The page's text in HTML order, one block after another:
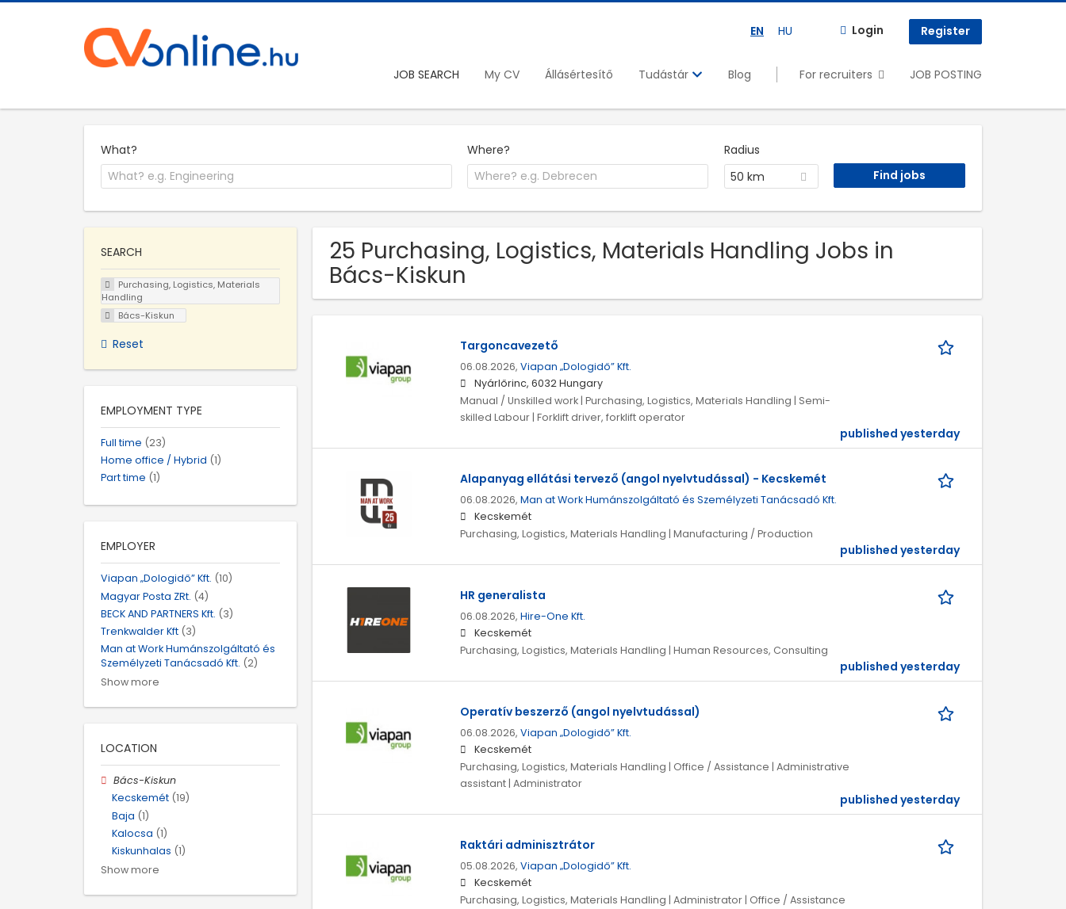
EN HU Login Register
JOB SEARCH My CV Állásértesítő Tudástár Blog For recruiters JOB POSTING
What? Where?
Radius
50 km
25 Purchasing, Logistics, Materials Handling Jobs in
Bács-Kiskun
Targoncavezető
06.08.2026, Viapan „Dologidő” Kft.
Nyárlőrinc, 6032 Hungary
Manual / Unskilled work | Purchasing, Logistics, Materials Handling | Semi-
skilled Labour | Forklift driver, forklift operator
published yesterday
Alapanyag ellátási tervező (angol nyelvtudással) - Kecskemét
06.08.2026, Man at Work Humánszolgáltató és Személyzeti Tanácsadó Kft.
Kecskemét
Purchasing, Logistics, Materials Handling | Manufacturing / Production
published yesterday
HR generalista
06.08.2026, Hire-One Kft.
Kecskemét
Purchasing, Logistics, Materials Handling | Human Resources, Consulting
published yesterday
Operatív beszerző (angol nyelvtudással)
06.08.2026, Viapan „Dologidő” Kft.
Kecskemét
Purchasing, Logistics, Materials Handling | Office / Assistance | Administrative
assistant | Administrator
published yesterday
Raktári adminisztrátor
05.08.2026, Viapan „Dologidő” Kft.
Kecskemét
Purchasing, Logistics, Materials Handling | Administrator | Office / Assistance
SEARCH
Purchasing, Logistics, Materials
Handling
Bács-Kiskun
Reset
EMPLOYMENT TYPE
Full time (23)
Home office / Hybrid (1)
Part time (1)
EMPLOYER
Viapan „Dologidő” Kft. (10)
Magyar Posta ZRt. (4)
BECK AND PARTNERS Kft. (3)
Trenkwalder Kft (3)
Man at Work Humánszolgáltató és
Személyzeti Tanácsadó Kft. (2)
Show more
LOCATION
Bács-Kiskun
Kecskemét (19)
Baja (1)
Kalocsa (1)
Kiskunhalas (1)
Show more